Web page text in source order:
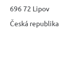
696 72 Lipov
Česká republika